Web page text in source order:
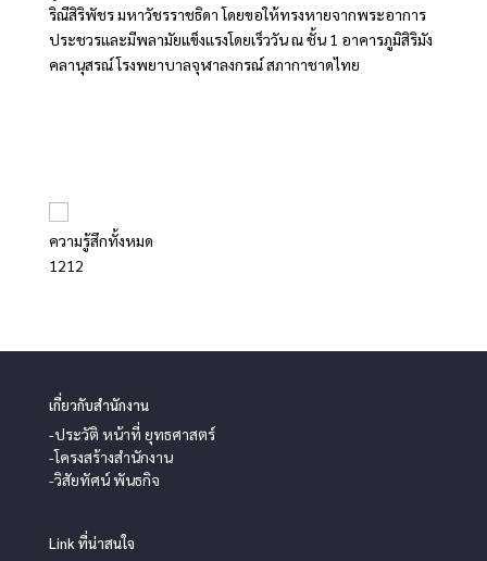
ริณีสิริพัชร มหาวัชรราชธิดา โดยขอให้ทรงหายจากพระอาการ
ประชวรและมีพลามัยแข็งแรงโดยเร็ววัน ณ ชั้น 1 อาคารภูมิสิริมัง
คลานุสรณ์ โรงพยาบาลจุฬาลงกรณ์ สภากาชาดไทย
ความรู้สึกทั้งหมด
1212
เกี่ยวกับสำนักงาน
-ประวัติ หน้าที่ ยุทธศาสตร์
-โครงสร้างสำนักงาน
-วิสัยทัศน์ พันธกิจ
Link ที่น่าสนใจ